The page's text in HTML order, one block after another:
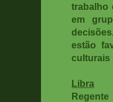
trabalho
em
estão
culturais
Libra